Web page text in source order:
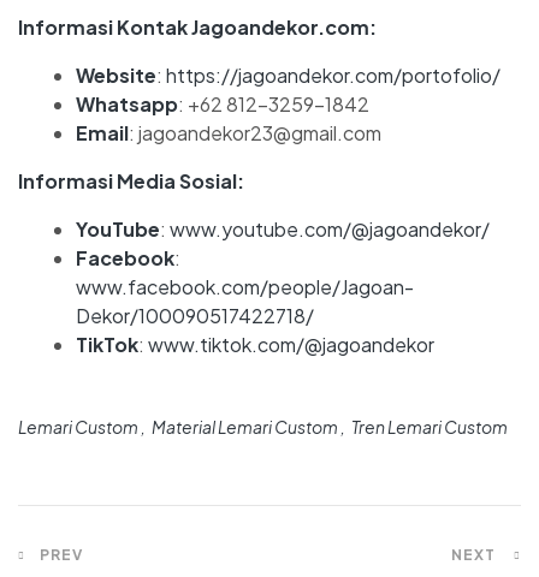
Informasi Kontak Jagoandekor.com:
Website: https://jagoandekor.com/portofolio/
Whatsapp: +62 812-3259-1842
Email: jagoandekor23@gmail.com
Informasi Media Sosial:
YouTube: www.youtube.com/@jagoandekor/
Facebook:
www.facebook.com/people/Jagoan-
Dekor/100090517422718/
TikTok: www.tiktok.com/@jagoandekor
Lemari Custom Material Lemari Custom Tren Lemari Custom
PREV NEXT